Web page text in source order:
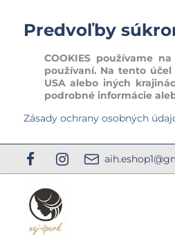
Predvoľby
COOKIES používame
používaní. Na tento
USA alebo iných
podrobné informácie
Zásady ochrany osobných